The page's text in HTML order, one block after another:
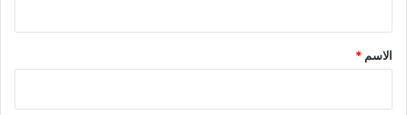
*
الاسم *